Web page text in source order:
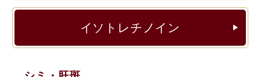
イソトレチノイン ▶︎